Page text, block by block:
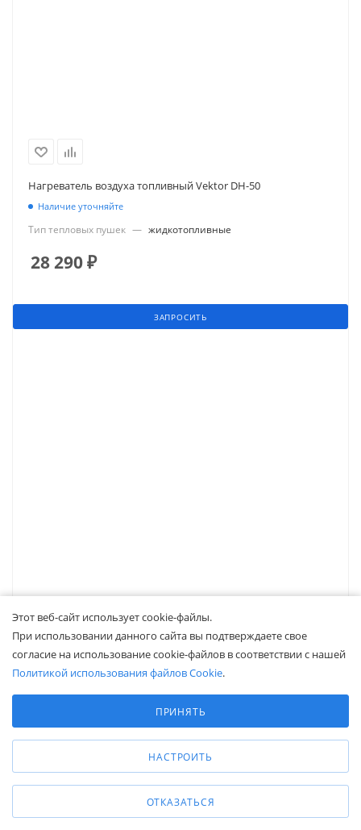
Нагреватель воздуха топливный Vektor DH-50
Наличие уточняйте
Тип тепловых пушек — жидкотопливные
28 290₽
ЗАПРОСИТЬ
Нагреватель воздуха топливный Vektor DH-30
жидкотопливные
21 400₽
ЗАПРОСИТЬ
Этот веб-сайт использует cookie-файлы.
При использовании данного сайта вы подтверждаете свое
согласие на использование cookie-файлов в соответствии с нашей
Политикой использования файлов Cookie.
Аналитические/Функциональные
ПРИНЯТЬ
НАСТРОИТЬ
ОТКАЗАТЬСЯ